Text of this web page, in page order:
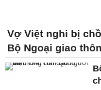
Vợ Việt nghi bị
Bộ Ngoại giao